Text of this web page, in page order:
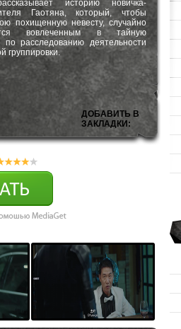
историю новичка-
Гаотяна, который, чтобы
похищенную невесту, случайно
вовлеченным в тайную
по расследованию деятельности
группировки.
ДОБАВИТЬ В
ЗАКЛАДКИ: